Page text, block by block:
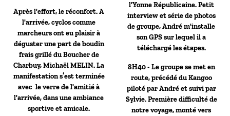
Après l'effort, le réconfort. A
l'arrivée, cyclos comme
marcheurs ont eu plaisir à
déguster une part de boudin
frais grillé du Boucher de
Charbuy, Michaël MELIN. La
manifestation s’est terminée
avec le verre de l'amitié à
l'arrivée, dans une ambiance
sportive et amicale.
l'Yonne Républicaine. Petit
interview et série de photos
de groupe, André m'installe
son GPS sur lequel il a
téléchargé les étapes.
8H40 - Le groupe se met en
route, précédé du Kangoo
piloté par André et suivi par
Sylvie. Première difficulté de
notre voyage, monté vers